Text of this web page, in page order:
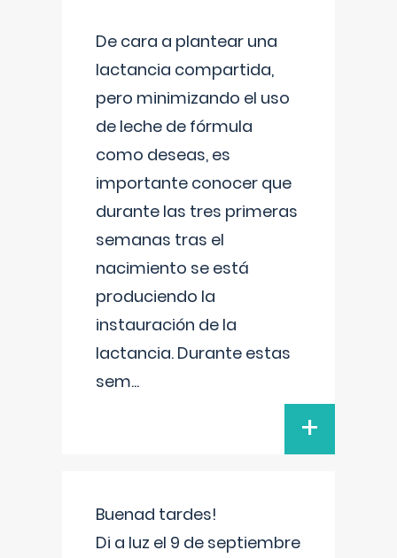
De cara a plantear una
lactancia compartida,
pero minimizando el uso
de leche de fórmula
como deseas, es
importante conocer que
durante las tres primeras
semanas tras el
nacimiento se está
produciendo la
instauración de la
lactancia. Durante estas
sem...
+
Buenad tardes!
Di a luz el 9 de septiembre